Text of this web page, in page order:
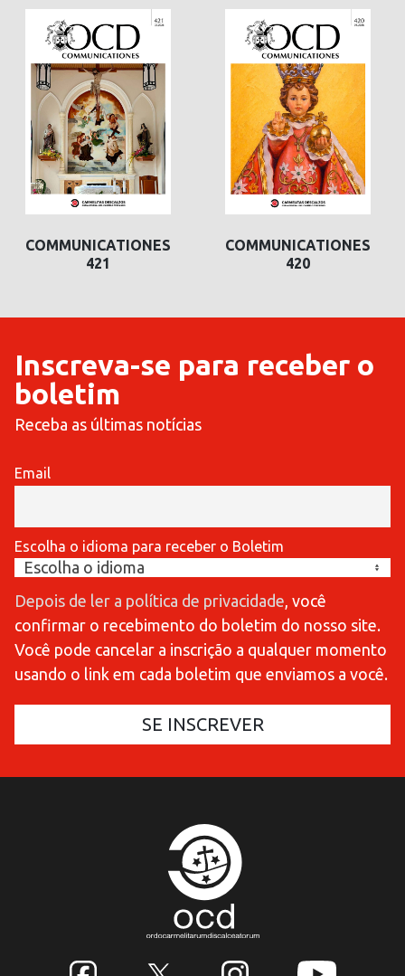
COMMUNICATIONES
421
COMMUNICATIONES
420
Inscreva-se para receber o
boletim
Receba as últimas notícias
Email
Escolha o idioma para receber o Boletim
Depois de ler a política de privacidade , você
confirmar o recebimento do boletim do nosso site.
Você pode cancelar a inscrição a qualquer momento
usando o link em cada boletim que enviamos a você.